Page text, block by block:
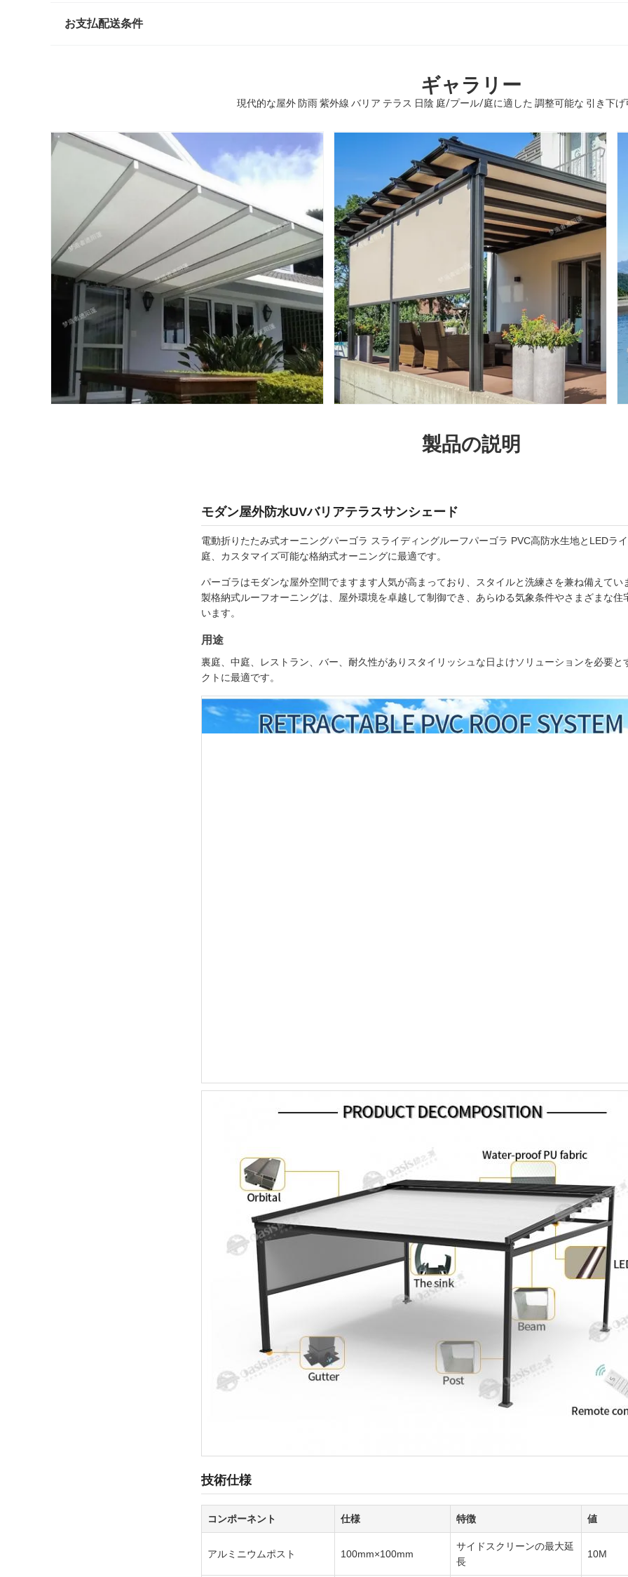
お支払配送条件
ギャラリー
現代的な屋外 防雨 紫外線 バリア テラス 日陰 庭/プール/庭に適した 調整可能な 引き下
製品の説明
モダン屋外防水UVバリアテラスサンシェード
電動折りたたみ式オーニングパーゴラ スライディングルーフパーゴラ PVC高防水生地とLEDラ
庭、カスタマイズ可能な格納式オーニングに最適です。
パーゴラはモダンな屋外空間でますます人気が高まっており、スタイルと洗練さを兼ね備えてい
製格納式ルーフオーニングは、屋外環境を卓越して制御でき、あらゆる気象条件やさまざまな住
います。
用途
裏庭、中庭、レストラン、バー、耐久性がありスタイリッシュな日よけソリューションを必要と
クトに最適です。
技術仕様
コンポーネント 仕様 特徴 値
アルミニウムポスト 100mm×100mm
サイドスクリーンの最大延
長
10M